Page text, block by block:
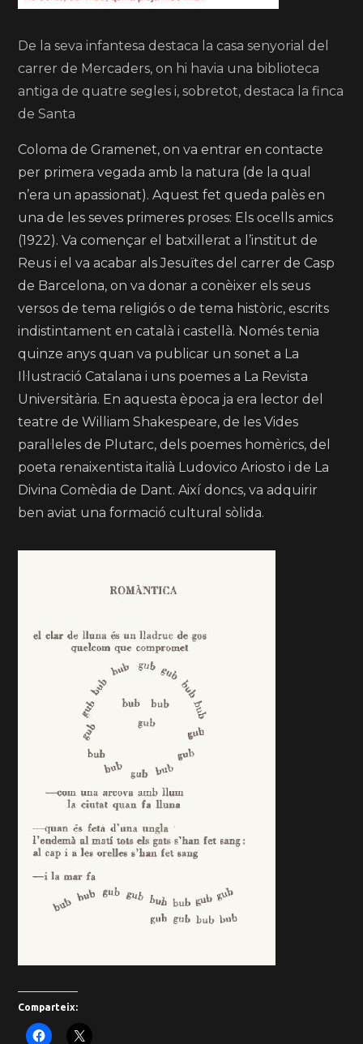
De la seva infantesa destaca la casa senyorial del
carrer de Mercaders, on hi havia una biblioteca
antiga de quatre segles i, sobretot, destaca la finca
de Santa
Coloma de Gramenet, on va entrar en contacte
per primera vegada amb la natura (de la qual
n’era un apassionat). Aquest fet queda palès en
una de les seves primeres proses: Els ocells amics
(1922). Va començar el batxillerat a l’institut de
Reus i el va acabar als Jesuïtes del carrer de Casp
de Barcelona, on va donar a conèixer els seus
versos de tema religiós o de tema històric, escrits
indistintament en català i castellà. Només tenia
quinze anys quan va publicar un sonet a La
Il·lustració Catalana i uns poemes a La Revista
Universitària. En aquesta època ja era lector del
teatre de William Shakespeare, de les Vides
paral·leles de Plutarc, dels poemes homèrics, del
poeta renaixentista italià Ludovico Ariosto i de La
Divina Comèdia de Dant. Així doncs, va adquirir
ben aviat una formació cultural sòlida.
Comparteix: